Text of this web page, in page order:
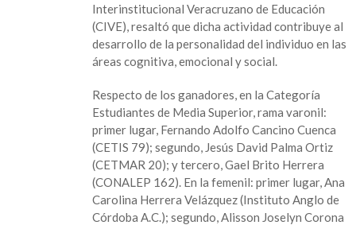
Interinstitucional Veracruzano de Educación
(CIVE), resaltó que dicha actividad contribuye al
desarrollo de la personalidad del individuo en las
áreas cognitiva, emocional y social.
Respecto de los ganadores, en la Categoría
Estudiantes de Media Superior, rama varonil:
primer lugar, Fernando Adolfo Cancino Cuenca
(CETIS 79); segundo, Jesús David Palma Ortiz
(CETMAR 20); y tercero, Gael Brito Herrera
(CONALEP 162). En la femenil: primer lugar, Ana
Carolina Herrera Velázquez (Instituto Anglo de
Córdoba A.C.); segundo, Alisson Joselyn Corona